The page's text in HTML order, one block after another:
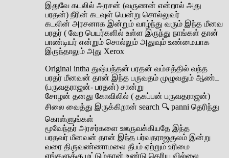
இதுவே கடலில் அரசன் (வருணன் என்றால் அது
பரதன்) நீரின் கடவுள் யென்று சொல்லுவர்
கடலின் அரசனாக இன்றும் வாழ்ந்து வரும் இந்த மீனவ
பரதர் ( வேற பெயர்களில் உள்ள இருந்து நாங்கள் தான்
பாண்டியர் என்றும் சொல்லும் அதுவும் உண்மையாக
இருந்தாலும் அது Xerox
Original intha துஷ்யந்தன் பரதன் வம்சத்தில் வந்த
பரதர் மீனவன் தான் இந்த பருவதம் முழுவதும் ஆண்ட
(பருவதராஜன்- பரதன்) சான்று
சோழன் தனது கோவிலில் ( தகப்பன் பருவதராஜன்)
சிலை வைத்து இருக்கிறான் search 🔍 panni தெரிந்து
கொள்ளுங்கள்
மூவேந்தர் அரசர்களை ஊருவக்கியதே இந்த
பரதவர் மீனவன் தான் இந்த பர்வதராஜகுலம் இன்று
வரை திருவண்ணாமலை தீபம் ஏற்றும் உரிமை
எங்களுக்கு மட்டும்தான் உண்டு தெரிய வில்லை